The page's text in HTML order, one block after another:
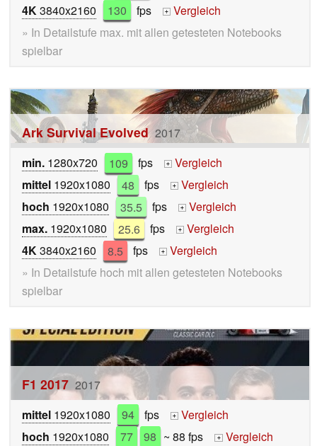
4K3840x2160 130 fps +
Vergleich
» In Detailstufe max. mit allen getesteten Notebooks
spielbar
Ark Survival Evolved 2017
min. 1280x720 109 fps +
Vergleich
mittel 1920x1080 48 fps +
Vergleich
hoch 1920x1080 35.5 fps +
Vergleich
max. 1920x1080 25.6 fps +
Vergleich
4K3840x2160 8.5 fps +
Vergleich
» In Detailstufe hoch mit allen getesteten Notebooks
spielbar
F1 2017 2017
mittel 1920x1080 94 fps +
Vergleich
hoch 1920x1080 77 98 ~ 88 fps + Vergleich